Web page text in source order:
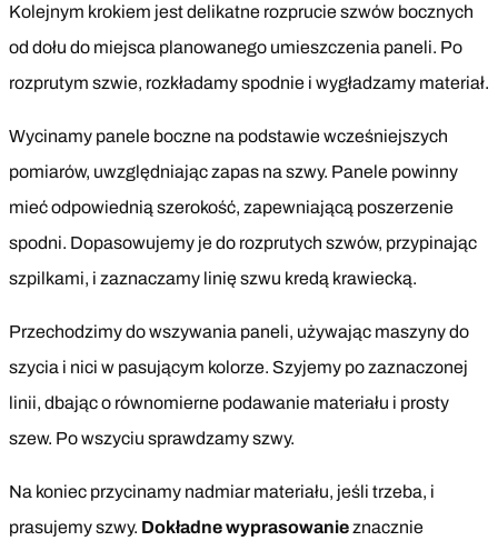
Kolejnym krokiem jest delikatne rozprucie szwów bocznych
od dołu do miejsca planowanego umieszczenia paneli. Po
rozprutym szwie, rozkładamy spodnie i wygładzamy materiał.
Wycinamy panele boczne na podstawie wcześniejszych
pomiarów, uwzględniając zapas na szwy. Panele powinny
mieć odpowiednią szerokość, zapewniającą poszerzenie
spodni. Dopasowujemy je do rozprutych szwów, przypinając
szpilkami, i zaznaczamy linię szwu kredą krawiecką.
Przechodzimy do wszywania paneli, używając maszyny do
szycia i nici w pasującym kolorze. Szyjemy po zaznaczonej
linii, dbając o równomierne podawanie materiału i prosty
szew. Po wszyciu sprawdzamy szwy.
Na koniec przycinamy nadmiar materiału, jeśli trzeba, i
prasujemy szwy. Dokładne wyprasowanieznacznie